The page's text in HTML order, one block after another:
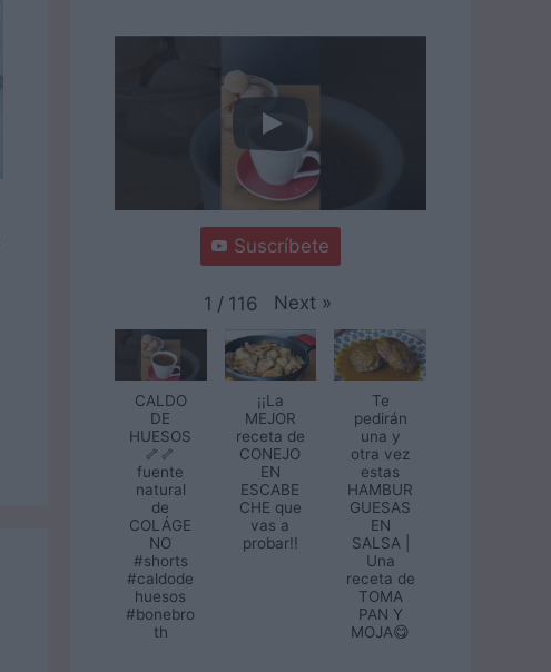
Suscríbete
1 / 116 Next »
CALDO
DE
HUESOS
🦴🦴
fuente
natural
de
COLÁGE
NO
#shorts
#caldode
huesos
#bonebro
th
¡¡La
MEJOR
receta de
CONEJO
EN
ESCABE
CHE que
vas a
probar!!
Te
pedirán
una y
otra vez
estas
HAMBUR
GUESAS
EN
SALSA |
Una
receta de
TOMA
PAN Y
MOJA😋